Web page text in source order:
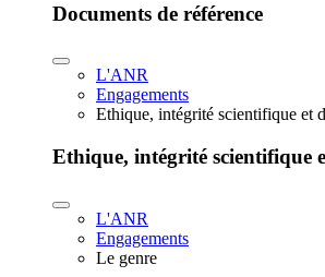
Documents de référence
L'ANR
Engagements
Ethique, intégrité scientifique et
Ethique, intégrité scientifique
L'ANR
Engagements
Le genre